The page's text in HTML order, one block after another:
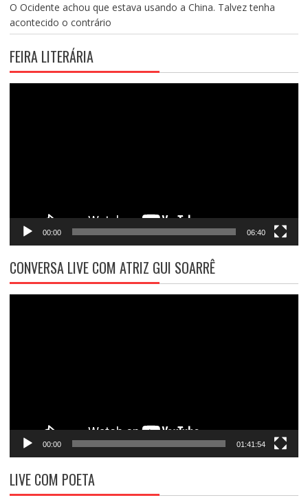
O Ocidente achou que estava usando a China. Talvez tenha
acontecido o contrário
FEIRA LITERÁRIA
00:00 06:40
CONVERSA LIVE COM ATRIZ GUI SOARRÊ
00:00 01:41:54
LIVE COM POETA